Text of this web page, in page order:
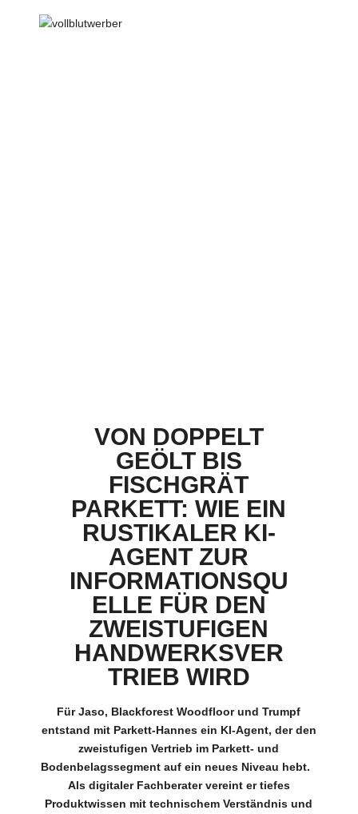
VON DOPPELT
GEÖLT BIS
FISCHGRÄT
PARKETT: WIE EIN
RUSTIKALER KI-
AGENT ZUR
INFORMATIONSQU
ELLE FÜR DEN
ZWEISTUFIGEN
HANDWERKSVER
TRIEB WIRD
Für Jaso, Blackforest Woodfloor und Trumpf
entstand mit Parkett-Hannes ein KI-Agent, der den
zweistufigen Vertrieb im Parkett- und
Bodenbelagssegment auf ein neues Niveau hebt.
Als digitaler Fachberater vereint er tiefes
Produktwissen mit technischem Verständnis und